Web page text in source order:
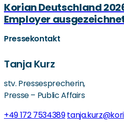
Korian Deutschland
Employer
Pressekontakt
Tanja Kurz
stv. Pressesprecherin,
Presse – Public Affairs
+49 172 7534389